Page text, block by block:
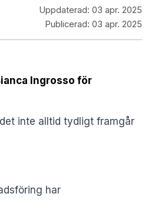
Uppdaterad: 03 apr. 2025
Publicerad: 03 apr. 2025
Ingrosso för
inte alltid tydligt framgår
har